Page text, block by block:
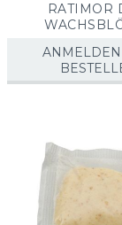
RATIMOR